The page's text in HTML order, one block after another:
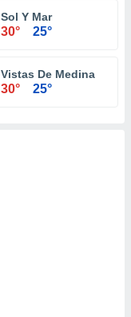
Sol Y Mar
30° 25°
Vistas De Medina
30° 25°